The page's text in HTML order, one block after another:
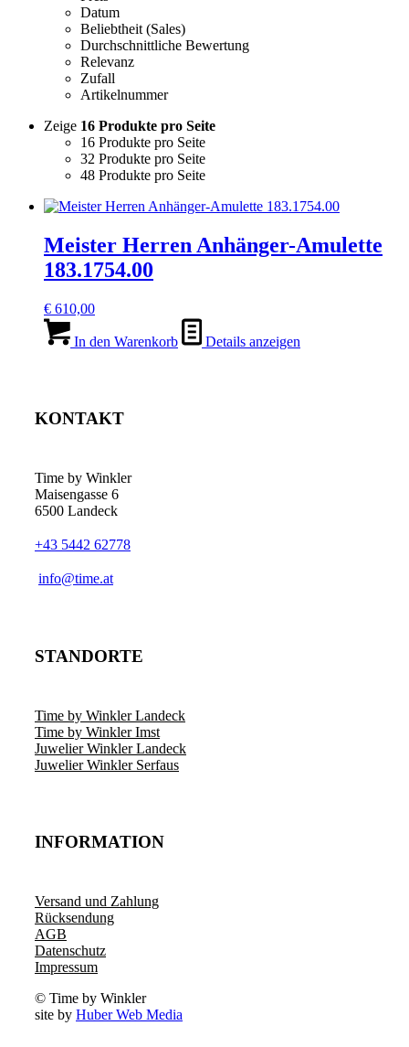
Datum
Beliebtheit (Sales)
Durchschnittliche Bewertung
Relevanz
Zufall
Artikelnummer
Zeige 16 Produkte pro Seite
16 Produkte pro Seite
32 Produkte pro Seite
48 Produkte pro Seite
Meister Herren Anhänger-Amulette
183.1754.00
€ 610,00
In den Warenkorb Details anzeigen
KONTAKT
Time by Winkler
Maisengasse 6
6500 Landeck
+43 5442 62778
­info@time.at
STANDORTE
Time by Winkler Landeck
Time by Winkler Imst
Juwelier Winkler Landeck
Juwelier Winkler Serfaus
INFORMATION
Versand und Zahlung
Rücksendung
AGB
Datenschutz
Impressum
© Time by Winkler
site by Huber Web Media